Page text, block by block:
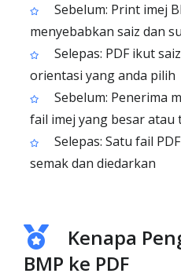
Sebelum: Print imej
menyebabkan saiz dan
Selepas: PDF ikut
orientasi yang anda pilih
Sebelum: Penerima
fail imej yang besar
Selepas: Satu fail
semak dan diedarkan
Kenapa
BMP ke PDF